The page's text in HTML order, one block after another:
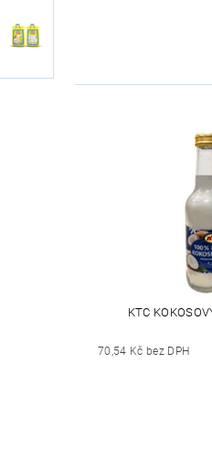
KTC
70,54 Kč bez DPH